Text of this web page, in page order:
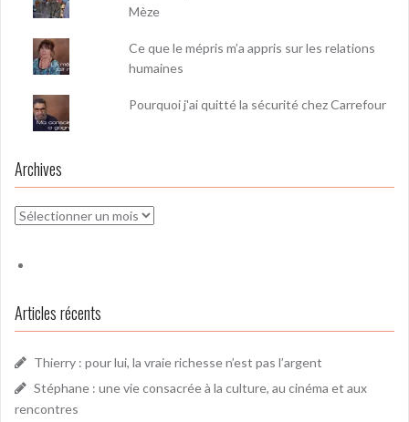
Mèze
Ce que le mépris m’a appris sur les relations
humaines
Pourquoi j'ai quitté la sécurité chez Carrefour
Archives
Archives
Articles récents
Thierry : pour lui, la vraie richesse n’est pas l’argent
Stéphane : une vie consacrée à la culture, au cinéma et aux
rencontres